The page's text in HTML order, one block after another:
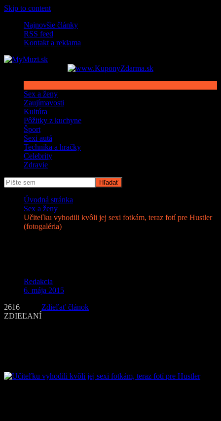
Skip to content
Najnovšie články
RSS feed
Kontakt a reklama
Sex a ženy
Zaujímavosti
Kultúra
Pôžitky z kuchyne
Šport
Sexi autá
Technika a hračky
Celebrity
Zdravie
Úvodná stránka
Sex a ženy
Učiteľku vyhodili kvôli jej sexi fotkám, teraz fotí pre Hustler
(fotogaléria)
Redakcia
6. mája 2015
2616
ZDIEĽANÍ
Zdieľať článok